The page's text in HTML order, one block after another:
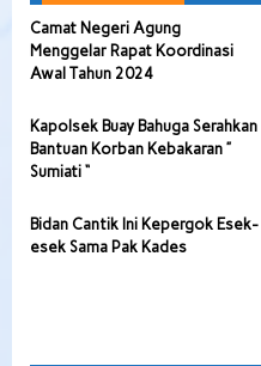
Camat Negeri Agung
Menggelar Rapat Koordinasi
Awal Tahun 2024
Kapolsek Buay Bahuga Serahkan
Bantuan Korban Kebakaran ”
Sumiati “
Bidan Cantik Ini Kepergok Esek-
esek Sama Pak Kades